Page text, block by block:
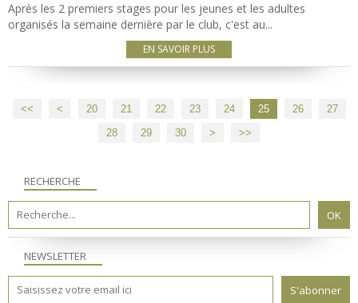
Après les 2 premiers stages pour les jeunes et les adultes
organisés la semaine dernière par le club, c'est au...
EN SAVOIR PLUS
<< < 10
20 21 22 23 24 25 26
27
28
29 30 40
50
60
70
> >>
NEWSLETTER
RECHERCHE